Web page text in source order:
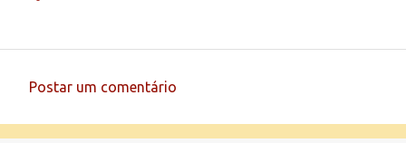
Postar um comentário